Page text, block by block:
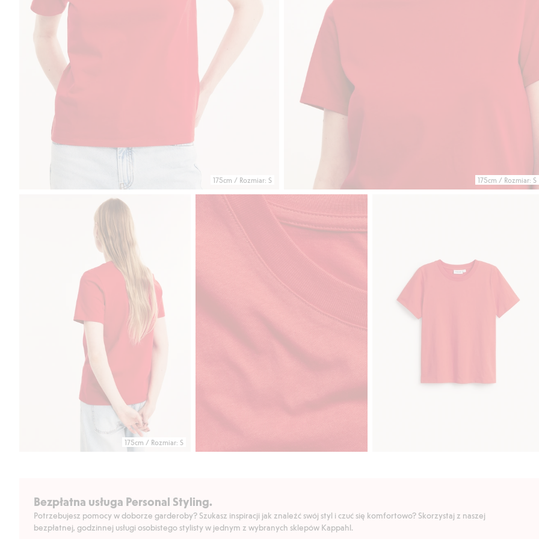
175cm / Rozmiar: S 175cm / Rozmiar: S
175cm / Rozmiar: S
Bezpłatna usługa Personal Styling.
Potrzebujesz pomocy w doborze garderoby? Szukasz inspiracji jak znaleźć swój styl i czuć się komfortowo? Skorzystaj z naszej
bezpłatnej, godzinnej usługi osobistego stylisty w jednym z wybranych sklepów Kappahl.